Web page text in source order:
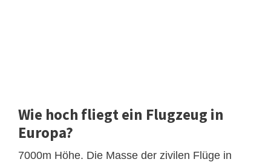
Wie hoch fliegt ein Flugzeug in
Europa?
7000m Höhe. Die Masse der zivilen Flüge in